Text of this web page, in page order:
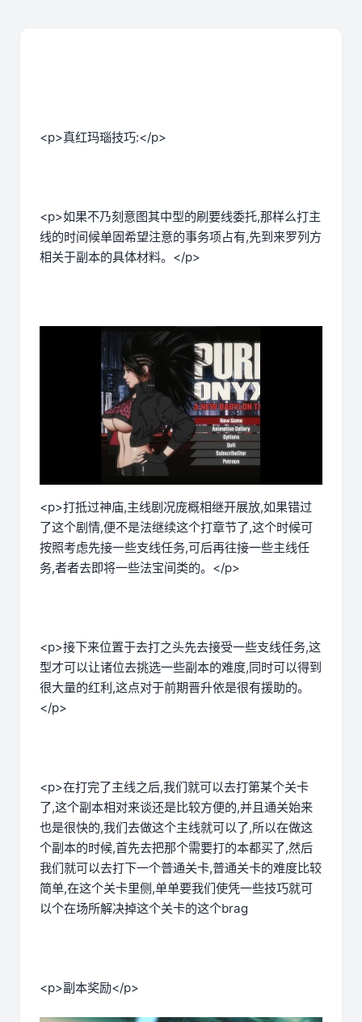
<p>真红玛瑙技巧:</p>
<p>如果不乃刻意图其中型的刷要线委托,那样么打主
线的时间候单固希望注意的事务项占有,先到来罗列方
相关于副本的具体材料。</p>
<p>打抵过神庙,主线剧况庞概相继开展放,如果错过
了这个剧情,便不是法继续这个打章节了,这个时候可
按照考虑先接一些支线任务,可后再往接一些主线任
务,者者去即将一些法宝间类的。</p>
<p>接下来位置于去打之头先去接受一些支线任务,这
型才可以让诸位去挑选一些副本的难度,同时可以得到
很大量的红利,这点对于前期晋升依是很有援助的。
</p>
<p>在打完了主线之后,我们就可以去打第某个关卡
了,这个副本相对来谈还是比较方便的,并且通关始来
也是很快的,我们去做这个主线就可以了,所以在做这
个副本的时候,首先去把那个需要打的本都买了,然后
我们就可以去打下一个普通关卡,普通关卡的难度比较
简单,在这个关卡里侧,单单要我们使凭一些技巧就可
以个在场所解决掉这个关卡的这个brag
<p>副本奖励</p>